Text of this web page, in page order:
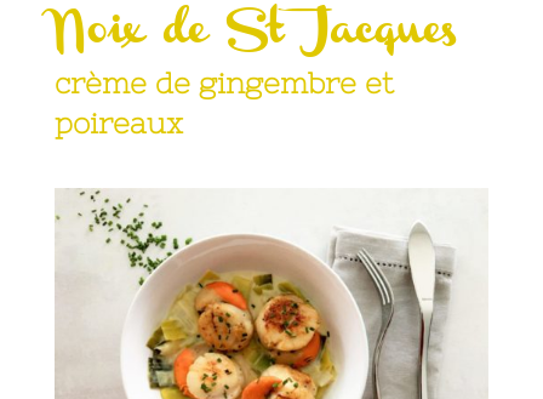
Noix de St Jacques
crème de gingembre et
poireaux